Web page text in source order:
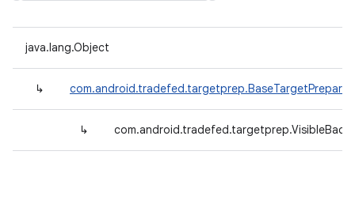
java.lang.Object
↳ com.android.tradefed.targetprep.BaseTargetPreparer
↳